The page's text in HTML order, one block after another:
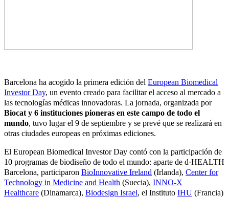
Barcelona ha acogido la primera edición del European Biomedical
Investor Day, un evento creado para facilitar el acceso al mercado a
las tecnologías médicas innovadoras. La jornada, organizada por
Biocat y 6 instituciones pioneras en este campo de todo el
mundo, tuvo lugar el 9 de septiembre y se prevé que se realizará en
otras ciudades europeas en próximas ediciones.
El European Biomedical Investor Day contó con la participación de
10 programas de biodiseño de todo el mundo: aparte de d·HEALTH
Barcelona, participaron BioInnovative Ireland (Irlanda), Center for
Technology in Medicine and Health (Suecia), INNO-X
Healthcare (Dinamarca), Biodesign Israel, el Instituto IHU (Francia)